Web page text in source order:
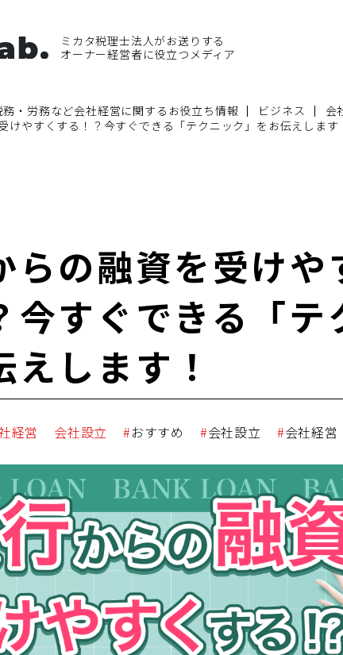
ミカタ税理士法人がお送りする
オーナー経営者に役立つメディア
・労務など会社経営に関するお役立ち情報 ビジネス
会
けやすくする！？今すぐできる「テクニック」をお伝えします
らの融資を受けや
今すぐできる「テ
えします！
経営 会社設立 おすすめ 会社設立 会社経営